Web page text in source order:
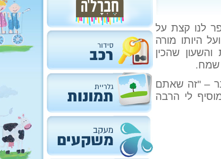
אבנר סיפר לנו קצת על
היותו מורה
שהכין
שמח.
– "זה שאתם
לי הרבה